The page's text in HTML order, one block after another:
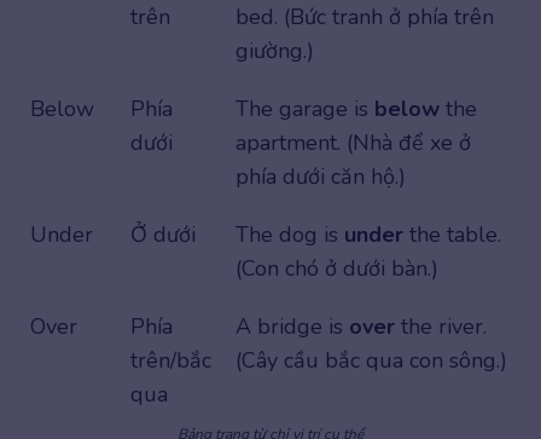
trên
bed. (Bức tranh ở phía trên
giường.)
Below
Phía
dưới
The garage is below the
apartment. (Nhà để xe ở
phía dưới căn hộ.)
Under
Ở dưới The dog is under the table.
(Con chó ở dưới bàn.)
Over
Phía
trên/bắc
qua
A bridge is over the river.
(Cây cầu bắc qua con sông.)
Bảng trạng từ chỉ vị trí cụ thể